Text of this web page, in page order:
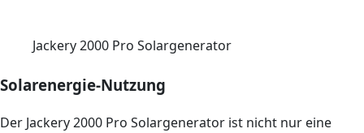
Jackery 2000 Pro Solargenerator
Solarenergie-Nutzung
Der Jackery 2000 Pro Solargenerator ist nicht nur eine